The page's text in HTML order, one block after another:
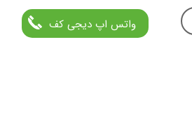
واتس اپ دیجی کف